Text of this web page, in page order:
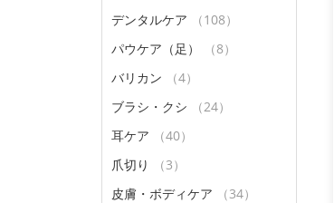
デンタルケア
（108）
パウケア（足）
（8）
バリカン
（4）
ブラシ・クシ
（24）
耳ケア
（40）
爪切り
（3）
皮膚・ボディケア
（34）